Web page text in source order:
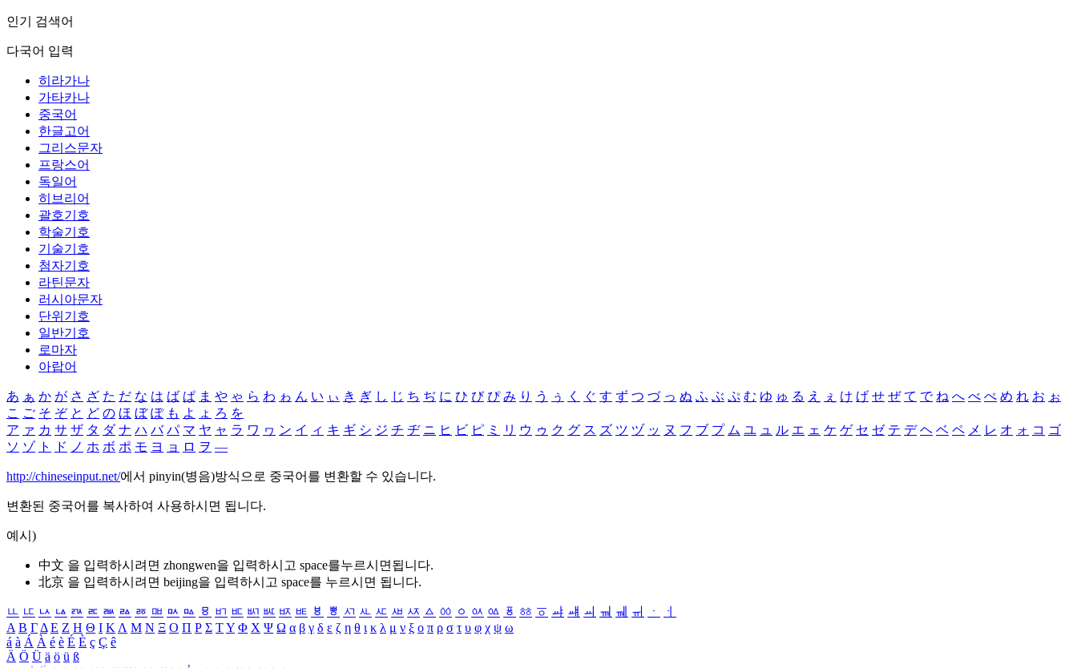
인기 검색어
다국어 입력
히라가나
가타카나
중국어
한글고어
그리스문자
프랑스어
독일어
히브리어
괄호기호
학술기호
기술기호
첨자기호
라틴문자
러시아문자
단위기호
일반기호
로마자
아랍어
あ ぁ か が さ ざ た だ な は ば ぱ ま や ゃ ら わ ゎ ん い ぃ き ぎ し じ ち ぢ に ひ び ぴ み り う ぅ く ぐ す ず つ づ っ ぬ ふ ぶ ぷ む ゆ ゅ る え ぇ け げ せ ぜ て で ね へ べ ぺ め れ お ぉ
こ ご そ ぞ と ど の ほ ぼ ぽ も よ ょ ろ を
ア ァ カ サ ザ タ ダ ナ ハ バ パ マ ヤ ャ ラ ワ ヮ ン イ ィ キ ギ シ ジ チ ヂ ニ ヒ ビ ピ ミ リ ウ ゥ ク グ ス ズ ツ ヅ ッ ヌ フ ブ プ ム ユ ュ ル エ ェ ケ ゲ セ ゼ テ デ ヘ ベ ペ メ レ オ ォ コ ゴ
ソ ゾ ト ド ノ ホ ボ ポ モ ヨ ョ ロ ヲ ―
http://chineseinput.net/에서 pinyin(병음)방식으로 중국어를 변환할 수 있습니다.
변환된 중국어를 복사하여 사용하시면 됩니다.
예시)
中文 을 입력하시려면 zhongwen을 입력하시고 space를누르시면됩니다.
北京 을 입력하시려면 beijing을 입력하시고 space를 누르시면 됩니다.
ㅥ ㅦ ㅧ ㅨ ㅩ ㅪ ㅫ ㅬ ㅭ ㅮ ㅯ ㅰ ㅱ ㅲ ㅳ ㅴ ㅵ ㅶ ㅷ ㅸ ㅹ ㅺ ㅻ ㅼ ㅽ ㅾ ㅿ ㆀ ㆁ ㆂ ㆃ ㆄ ㆅ ㆆ ㆇ ㆈ ㆉ ㆊ ㆋ ㆌ ㆍ
ㆎ
Α Β ΓΔ Ε Ζ Η Θ Ι ΚΛ Μ Ν Ξ Ο Π Ρ Σ ΤΥ Φ Χ Ψ Ω α β γ δ ε ζ η θ ι κ λ μ ν ξ ο π ρ σ τ υ φ χ ψ ω
á à Á À é è É È ç Ç ê
Ä Ö Ü ä ö ü ß